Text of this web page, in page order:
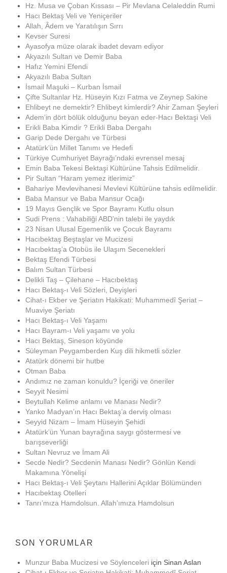
Hz. Musa ve Çoban Kıssası – Pir Mevlana Celaleddin Rumi
Hacı Bektaş Veli ve Yeniçeriler
Allah, Âdem ve Yaratılışın Sırrı
Kevser Suresi
Ayasofya müze olarak ibadet devam ediyor
Akyazılı Sultan ve Demir Baba
Hafız Yemini Efendi
Akyazılı Baba Sultan
İsmail Maşuki – Kurban İsmail
Çifte Sultanlar Hz. Hüseyin Kızı Fatma ve Zeynep Sakine
Ehlibeyt ne demektir? Ehlibeyt kimlerdir? Ahir Zaman Şeyleri
Adem’in dört bölük olduğunu beyan eder-Hacı Bektaşi Veli
Erikli Baba Kimdir ? Erikli Baba Dergahı
Garip Dede Dergahı ve Türbesi
Atatürk’ün Millet Tanımı ve Hedefi
Türkiye Cumhuriyet Bayrağı’ndaki evrensel mesaj
Emin Baba Tekesi Bektaşi Kültürüne Tahsis Edilmelidir.
Pir Sultan “Haram yemez itlerimiz”
Bahariye Mevlevihanesi Mevlevi Kültürüne tahsis edilmelidir.
Baba Mansur ve Baba Mansur Ocağı
19 Mayıs Gençlik ve Spor Bayramı Kutlu olsun
Sudi Prens : Vahabiliği ABD’nin talebi ile yaydık
23 Nisan Ulusal Egemenlik ve Çocuk Bayramı
Hacıbektaş Beştaşlar ve Mucizesi
Hacıbektaş’a Otobüs ile Ulaşım Secenekleri
Bektaş Efendi Türbesi
Balım Sultan Türbesi
Delikli Taş – Çilehane – Hacıbektaş
Hacı Bektaş-ı Veli Sözleri, Deyişleri
Cihat-ı Ekber ve Şeriatın Hakikati: Muhammedî Şeriat –
Muaviye Şeriatı
Hacı Bektaş-ı Veli Yaşamı
Hacı Bayram-ı Veli yaşamı ve yolu
Hacı Bektaş, Sineson köyünde
Süleyman Peygamberden Kuş dili hikmetli sözler
Atatürk dönemi bir hutbe
Otman Baba
Andımız ne zaman konuldu? İçeriği ve öneriler
Seyyit Nesimi
Beytullah Kelime anlamı ve Manası Nedir?
Yanko Madyan’ın Hacı Bektaş’a derviş olması
Seyyid Nizam – İmam Hüseyin Şehidi
Atatürk’ün Yunan bayrağına saygı göstermesi ve
barışseverliği
Sultan Nevruz ve İmam Ali
Secde Nedir? Secdenin Manası Nedir? Gönlün Kendi
Makamına Yönelişi
Hacı Bektaş-ı Veli Şeytanı Hallerini Açıklar Bölümünden
Hacıbektaş Otelleri
Tanrı’mıza Hamdolsun. Allah’ımıza Hamdolsun
SON YORUMLAR
Munzur Baba Mucizesi ve Söylenceleri için Sinan Aslan